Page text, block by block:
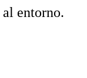
entorno.